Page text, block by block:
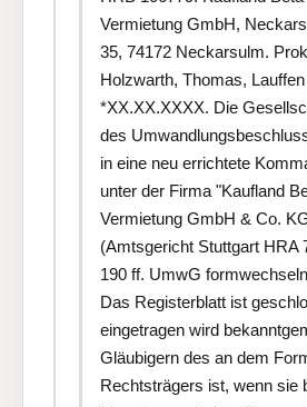
Vermietung GmbH,
35, 74172 Neckarsulm.
Holzwarth, Thomas,
*XX.XX.XXXX. Die
des
in eine neu errichtete
unter der Firma "Kaufland
Vermietung GmbH & Co.
(Amtsgericht Stuttgart HRA
190 ff. UmwG
Das Registerblatt ist
eingetragen wird
Gläubigern des an dem
Rechtsträgers ist, wenn sie